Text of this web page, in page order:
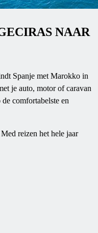
NAAR
Spanje met Marokko in
je auto, motor of caravan
comfortabelste en
reizen het hele jaar